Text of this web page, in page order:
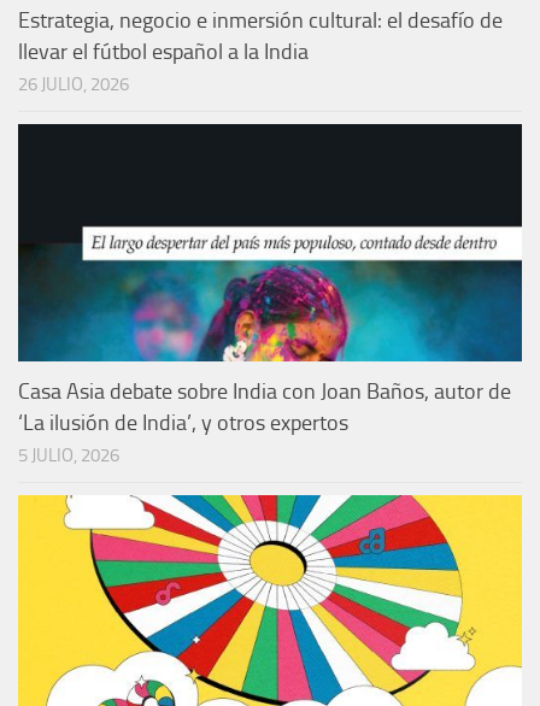
Estrategia, negocio e inmersión cultural: el desafío de
llevar el fútbol español a la India
26 JULIO, 2026
Casa Asia debate sobre India con Joan Baños, autor de
‘La ilusión de India’, y otros expertos
5 JULIO, 2026